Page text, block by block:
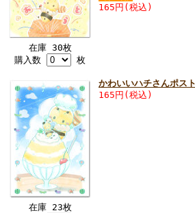
在庫 30枚
購入数
枚
165円(税込)
在庫 23枚
かわいいハチさんポス
165円(税込)